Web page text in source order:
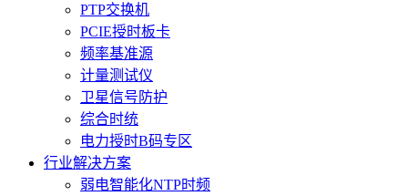
PTP交换机
PCIE授时板卡
频率基准源
计量测试仪
卫星信号防护
综合时统
电力授时B码专区
行业解决方案
弱电智能化NTP时频